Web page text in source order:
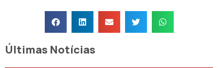
Últimas Notícias